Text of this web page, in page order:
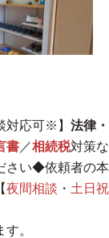
対応可※】 法律・
書 ／相続税対策な
さい◆依頼者の本
夜間相談 ・ 土日祝
。